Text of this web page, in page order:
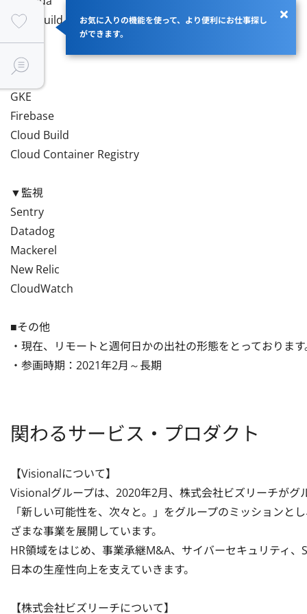
お気に入りの機能を使って、より便利にお仕事探し
ができます。
CodeBuild
EKS
ECR
GCP
GKE
Firebase
Cloud Build
Cloud Container Registry
▼監視
Sentry
Datadog
Mackerel
New Relic
CloudWatch
■その他
・現在、リモートと週何日かの出社の形態をとっておりま
・参画時期：2021年2月～長期
関わるサービス・プロダクト
【Visionalについて】
Visionalグループは、2020年2月、株式会社ビズリーチが
「新しい可能性を、次々と。」をグループのミッション
ざまな事業を展開しています。
HR領域をはじめ、事業承継M&A、サイバーセキュリティ
日本の生産性向上を支えていきます。
【株式会社ビズリーチについて】